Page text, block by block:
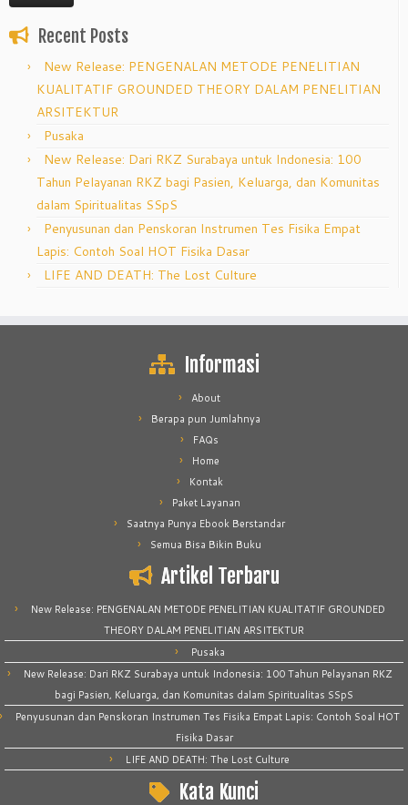
Recent Posts
New Release: PENGENALAN METODE PENELITIAN
KUALITATIF GROUNDED THEORY DALAM PENELITIAN
ARSITEKTUR
Pusaka
New Release: Dari RKZ Surabaya untuk Indonesia: 100
Tahun Pelayanan RKZ bagi Pasien, Keluarga, dan Komunitas
dalam Spiritualitas SSpS
Penyusunan dan Penskoran Instrumen Tes Fisika Empat
Lapis: Contoh Soal HOT Fisika Dasar
LIFE AND DEATH: The Lost Culture
Informasi
About
Berapa pun Jumlahnya
FAQs
Home
Kontak
Paket Layanan
Saatnya Punya Ebook Berstandar
Semua Bisa Bikin Buku
Artikel Terbaru
New Release: PENGENALAN METODE PENELITIAN KUALITATIF GROUNDED
THEORY DALAM PENELITIAN ARSITEKTUR
Pusaka
New Release: Dari RKZ Surabaya untuk Indonesia: 100 Tahun Pelayanan RKZ
bagi Pasien, Keluarga, dan Komunitas dalam Spiritualitas SSpS
Penyusunan dan Penskoran Instrumen Tes Fisika Empat Lapis: Contoh Soal HOT
Fisika Dasar
LIFE AND DEATH: The Lost Culture
Kata Kunci